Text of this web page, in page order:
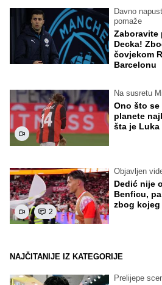
Davno
pomaže
Zaboravite
Decka!
čovjekom
Barcelonu
Na susretu
Ono što
planete
šta je Luka
2
Objavljen
Dedić nije
Benficu,
zbog
NAJČITANIJE IZ KATEGORIJE
Prelijepe